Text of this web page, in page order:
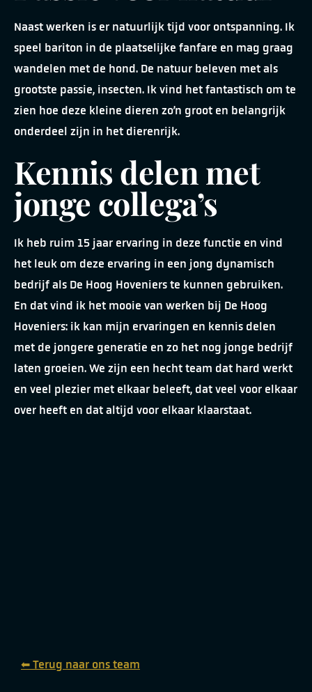
Naast werken is er natuurlijk tijd voor ontspanning. Ik
speel bariton in de plaatselijke fanfare en mag graag
wandelen met de hond. De natuur beleven met als
grootste passie, insecten. Ik vind het fantastisch om te
zien hoe deze kleine dieren zo’n groot en belangrijk
onderdeel zijn in het dierenrijk.
Kennis delen met
jonge collega’s
Ik heb ruim 15 jaar ervaring in deze functie en vind
het leuk om deze ervaring in een jong dynamisch
bedrijf als De Hoog Hoveniers te kunnen gebruiken.
En dat vind ik het mooie van werken bij De Hoog
Hoveniers: ik kan mijn ervaringen en kennis delen
met de jongere generatie en zo het nog jonge bedrijf
laten groeien. We zijn een hecht team dat hard werkt
en veel plezier met elkaar beleeft, dat veel voor elkaar
over heeft en dat altijd voor elkaar klaarstaat.
⬅ Terug naar ons team